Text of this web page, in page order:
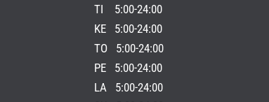
TI 5:00-24:00
KE 5:00-24:00
TO 5:00-24:00
PE 5:00-24:00
LA 5:00-24:00